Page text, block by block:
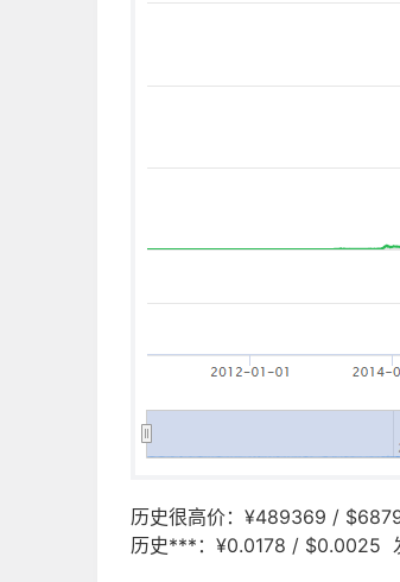
历史很高价：¥489369 /
历史***：¥0.0178 / $0.0025